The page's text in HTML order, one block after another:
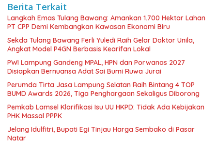
Berita Terkait
Langkah Emas Tulang Bawang: Amankan 1.700 Hektar Lahan
PT CPP Demi Kembangkan Kawasan Ekonomi Biru
Sekda Tulang Bawang Ferli Yuledi Raih Gelar Doktor Unila,
Angkat Model P4GN Berbasis Kearifan Lokal
PWI Lampung Gandeng MPAL, HPN dan Porwanas 2027
Disiapkan Bernuansa Adat Sai Bumi Ruwa Jurai
Perumda Tirta Jasa Lampung Selatan Raih Bintang 4 TOP
BUMD Awards 2026, Tiga Penghargaan Sekaligus Diborong
Pemkab Lamsel Klarifikasi Isu UU HKPD: Tidak Ada Kebijakan
PHK Massal PPPK
Jelang Idulfitri, Bupati Egi Tinjau Harga Sembako di Pasar
Natar